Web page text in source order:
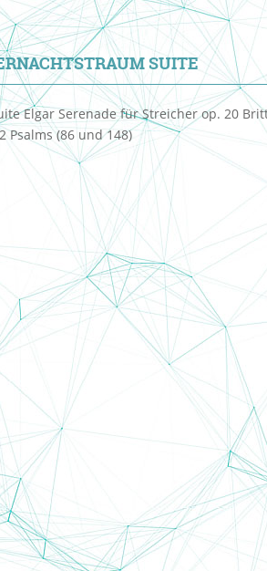
SUITE
Elgar Serenade für Streicher op. 20
(86 und 148)